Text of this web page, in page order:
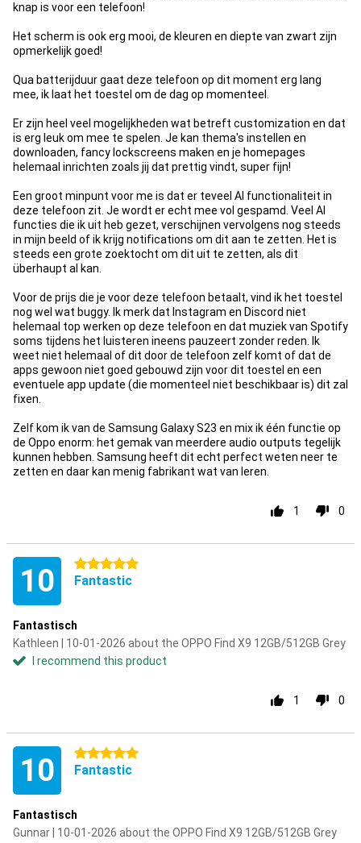
knap is voor een telefoon!
Het scherm is ook erg mooi, de kleuren en diepte van zwart zijn
opmerkelijk goed!
Qua batterijduur gaat deze telefoon op dit moment erg lang
mee, ik laat het toestel om de dag op momenteel.
Er zijn heel veel mogelijkheden wat betreft customization en dat
is erg leuk om mee te spelen. Je kan thema's instellen en
downloaden, fancy lockscreens maken en je homepages
helemaal inrichten zoals jij dat prettig vindt, super fijn!
Een groot minpunt voor me is dat er teveel AI functionaliteit in
deze telefoon zit. Je wordt er echt mee vol gespamd. Veel AI
functies die ik uit heb gezet, verschijnen vervolgens nog steeds
in mijn beeld of ik krijg notifications om dit aan te zetten. Het is
steeds een grote zoektocht om dit uit te zetten, als dit
überhaupt al kan.
Voor de prijs die je voor deze telefoon betaalt, vind ik het toestel
nog wel wat buggy. Ik merk dat Instagram en Discord niet
helemaal top werken op deze telefoon en dat muziek van Spotify
soms tijdens het luisteren ineens pauzeert zonder reden. Ik
weet niet helemaal of dit door de telefoon zelf komt of dat de
apps gewoon niet goed gebouwd zijn voor dit toestel en een
eventuele app update (die momenteel niet beschikbaar is) dit zal
fixen.
Zelf kom ik van de Samsung Galaxy S23 en mix ik één functie op
de Oppo enorm: het gemak van meerdere audio outputs tegelijk
kunnen hebben. Samsung heeft dit echt perfect weten neer te
zetten en daar kan menig fabrikant wat van leren.
1 0
10 5 stars
Fantastic
Fantastisch
Kathleen | 10-01-2026 about the OPPO Find X9 12GB/512GB Grey
I recommend this product
1 0
10 5 stars
Fantastic
Fantastisch
Gunnar | 10-01-2026 about the OPPO Find X9 12GB/512GB Grey